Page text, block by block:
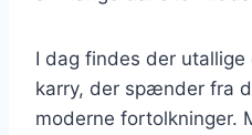
I dag findes der
karry, der spænder fra
moderne fortolkninger.